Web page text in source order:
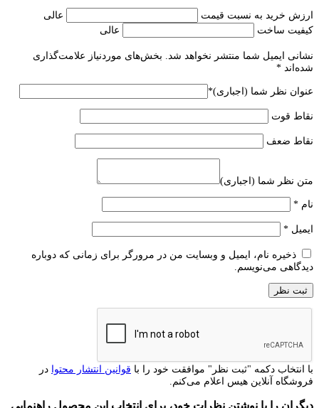
ارزش خرید به نسبت قیمت
عالی
کیفیت ساخت
عالی
نشانی ایمیل شما منتشر نخواهد شد.
بخش‌های موردنیاز علامت‌گذاری
شده‌اند *
عنوان نظر شما (اجباری)*
نقاط قوت
نقاط ضعف
متن نظر شما (اجباری)
نام *
ایمیل *
ذخیره نام، ایمیل و وبسایت من در مرورگر برای زمانی که دوباره
دیدگاهی می‌نویسم.
با انتخاب دکمه "ثبت نظر" موافقت خود را با قوانین انتشار محتوا در
فروشگاه آنلاین هیس اعلام می‌کنم.